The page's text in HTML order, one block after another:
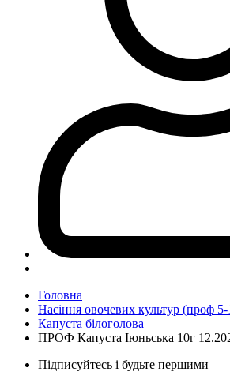
Головна
Насіння овочевих культур (проф
Капуста білоголова
ПРОФ Капуста Іюньська 10г
Підписуйтесь і будьте першими